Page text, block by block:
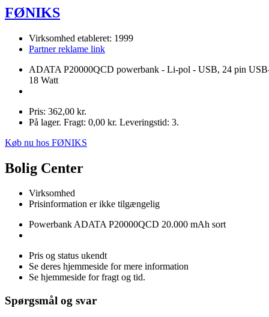
FØNIKS
Virksomhed etableret: 1999
Partner reklame link
ADATA P20000QCD powerbank - Li-pol - USB, 24 pin
18 Watt
Pris: 362,00 kr.
På lager. Fragt: 0,00 kr. Leveringstid: 3.
Køb nu hos FØNIKS
Bolig Center
Virksomhed
Prisinformation er ikke tilgængelig
Powerbank ADATA P20000QCD 20.000 mAh sort
Pris og status ukendt
Se deres hjemmeside for mere information
Se hjemmeside for fragt og tid.
Spørgsmål og svar